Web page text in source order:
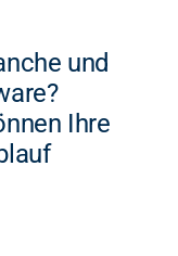
und
Ihre